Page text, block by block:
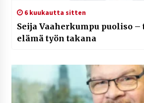
6 kuukautta sitten
Seija Vaaherkumpu puoliso
elämä työn takana